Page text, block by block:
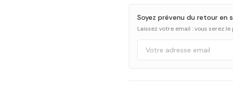
Soyez prévenu du retour en
Laissez votre email : vous serez